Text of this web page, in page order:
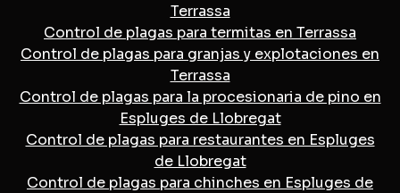
Terrassa
Control de plagas para termitas en Terrassa
Control de plagas para granjas y explotaciones en
Terrassa
Control de plagas para la procesionaria de pino en
Espluges de Llobregat
Control de plagas para restaurantes en Espluges
de Llobregat
Control de plagas para chinches en Espluges de